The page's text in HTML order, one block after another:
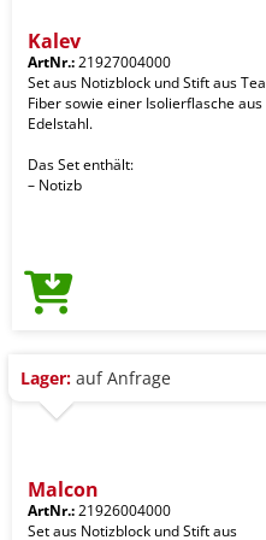
Kaley
ArtNr.:21927004000
Set aus Notizblock und Stift aus Tea
Fiber sowie einer Isolierflasche aus
Edelstahl.
Das Set enthält:
– Notizb
Lager: auf Anfrage
Malcon
ArtNr.:21926004000
Set aus Notizblock und Stift aus